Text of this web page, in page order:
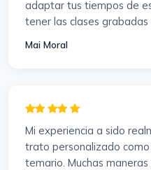
adaptar tus tiempos de
tener las clases
cualquier momento y las
agradece mucho.
profesores accesibles,
resolver dudas, se
ayudarme a buscar
examen para subir nota.
Mai Moral
Mi experiencia a sido
trato personalizado
temario. Muchas